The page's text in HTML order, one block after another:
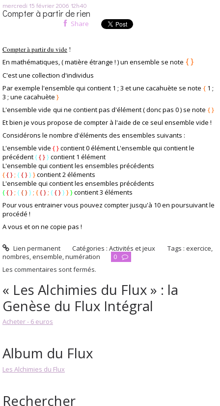
mercredi 15 février 2006 12h40
Compter à partir de rien
Share
Compter à partir du vide !
En mathématiques, ( matière étrange ! ) un ensemble se note { }
C'est une collection d'individus
Par exemple l'ensemble qui contient 1 ; 3 et une cacahuète se note { 1 ;
3 ; une cacahuète }
L'ensemble vide qui ne contient pas d'élément ( donc pas 0 ) se note { }
Et bien je vous propose de compter à l'aide de ce seul ensemble vide !
Considérons le nombre d'éléments des ensembles suivants :
L'ensemble vide { }contient0élément L'ensemble qui contient le
précédent{{ }}contient 1 élément
L'ensemble qui contient les ensembles précédents
{{ }; {{ }}}contient2éléments
L'ensemble qui contient les ensembles précédents
{{ }; {{ }}; {{ }; {{ }}}}contient3 éléments
Pour vous entrainer vous pouvez compter jusqu'à 10en poursuivant le
procédé !
A vous et on ne copie pas !
Lien permanent Catégories :Activités et jeux Tags :exercice,
nombres,ensemble,numération
0
Les commentaires sont fermés.
« Les Alchimies du Flux » : la
Genèse du Flux Intégral
Acheter - 6 euros
Album du Flux
Les Alchimies du Flux
Rechercher